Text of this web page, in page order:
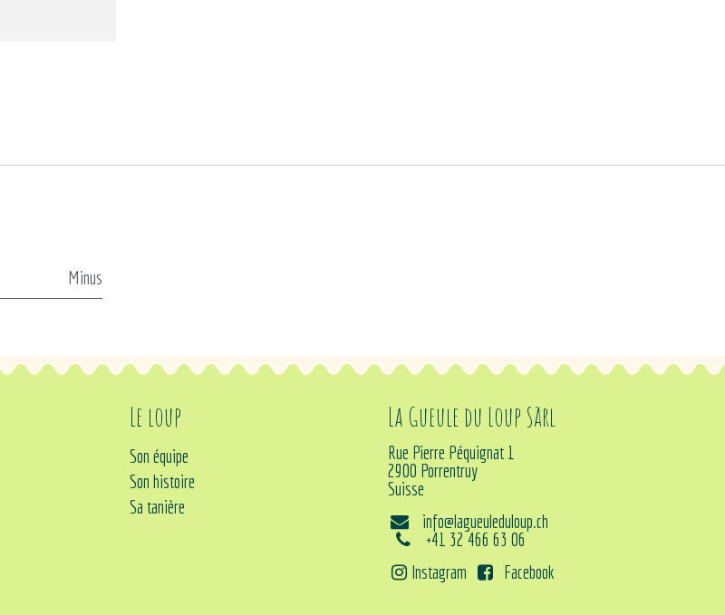
Minus
Le loup
Son équipe
Son histoire
Sa tanière
La Gueule du Loup Sàrl
Rue Pierre Péquignat 1
2900 Porrentruy
Suisse
info@lagueuleduloup.ch
+41 32 466 63 06
Instagram
Facebook